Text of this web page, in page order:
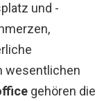
und -
wesentlichen
gehören die